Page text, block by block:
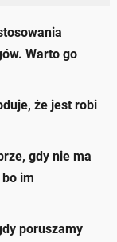
Warto go
że jest robi
gdy nie ma
im
poruszamy